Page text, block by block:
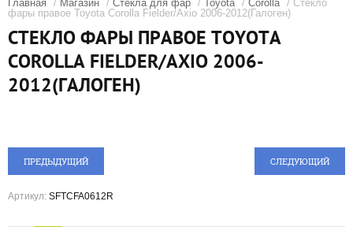
Главная / Магазин / Стёкла для фар / Toyota / Corolla / Стекло
фары правое Toyota Corolla Fielder/Axio 2006-2012(Галоген)
СТЕКЛО ФАРЫ ПРАВОЕ TOYOTA
COROLLA FIELDER/AXIO 2006-
2012(ГАЛОГЕН)
ПРЕДЫДУЩИЙ СЛЕДУЮЩИЙ
Артикул: SFTCFA0612R